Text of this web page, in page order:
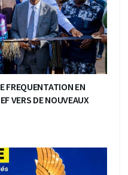
FREQUENTATION EN
VERS DE NOUVEAUX